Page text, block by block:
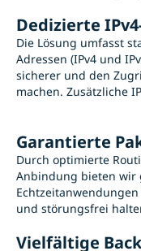
Dedizierte
Die Lösung umfasst
Adressen (IPv4 und
sicherer und den
machen. Zusätzliche
Garantierte
Durch optimierte
Anbindung bieten wir
und störungsfrei
Vielfältige